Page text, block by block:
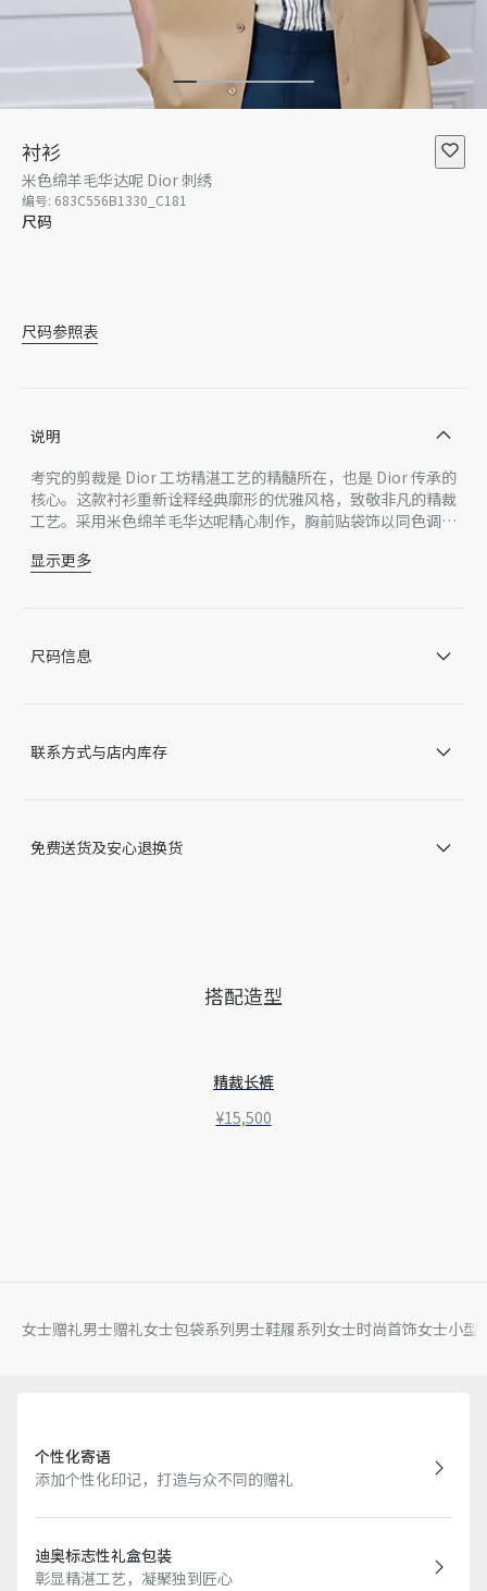
衬衫
米色绵羊毛华达呢 Dior 刺绣
编号: 683C556B1330_C181
尺码
尺码参照表
说明
考究的剪裁是 Dior 工坊精湛工艺的精髓所在，也是 Dior 传承的
核心。这款衬衫重新诠释经典廓形的优雅风格，致敬非凡的精裁
工艺。采用米色绵羊毛华达呢精心制作，胸前贴袋饰以同色调 D
型。
同色调 Dior 刺绣
衣领：7 厘米
胸前贴袋
因技术局限、产品改良或生产批次等原因，网站中的信息可能存
显示更多
尺码信息
联系方式与店内库存
免费送货及安心退换货
搭配造型
精裁长裤
¥15,500
女士赠礼男士赠礼女士包袋系列男士鞋履系列女士时尚首饰女士小型
个性化寄语
添加个性化印记，打造与众不同的赠礼
迪奥标志性礼盒包装
彰显精湛工艺，凝聚独到匠心